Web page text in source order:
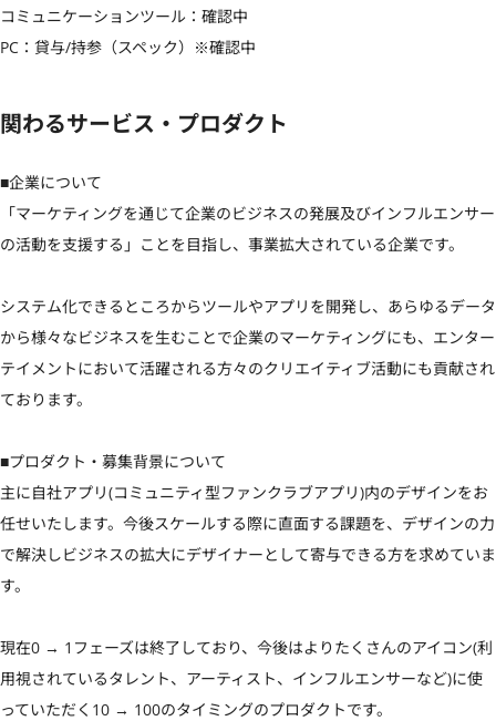
コミュニケーションツール：確認中
PC：貸与/持参（スペック）※確認中
関わるサービス・プロダクト
■企業について
「マーケティングを通じて企業のビジネスの発展及びインフルエンサー
の活動を支援する」ことを目指し、事業拡大されている企業です。
システム化できるところからツールやアプリを開発し、あらゆるデータ
から様々なビジネスを生むことで企業のマーケティングにも、エンター
テイメントにおいて活躍される方々のクリエイティブ活動にも貢献され
ております。
■プロダクト・募集背景について
主に自社アプリ(コミュニティ型ファンクラブアプリ)内のデザインをお
任せいたします。今後スケールする際に直面する課題を、デザインの力
で解決しビジネスの拡大にデザイナーとして寄与できる方を求めていま
す。
現在0 → 1フェーズは終了しており、今後はよりたくさんのアイコン(利
用視されているタレント、アーティスト、インフルエンサーなど)に使
っていただく10 → 100のタイミングのプロダクトです。